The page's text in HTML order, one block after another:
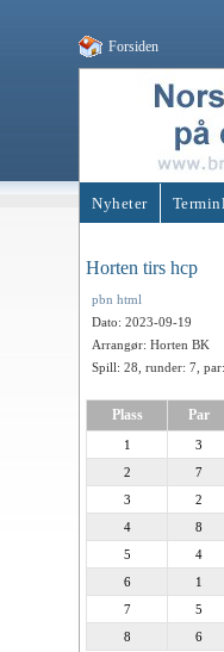
Forsiden
Nyheter
Horten tirs hcp
pbn html
Dato: 2023-09-19
Arrangør: Horten BK
Spill: 28, runder: 7,
Plass Par
1 3
2
7
3
2
4
8
5
4
6
1
7
5
8
6